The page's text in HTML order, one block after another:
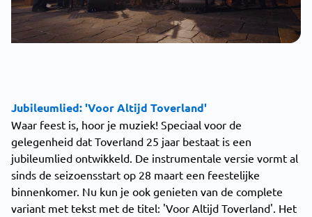
Jubileumlied: 'Voor Altijd Toverland'
Waar feest is, hoor je muziek! Speciaal voor de
gelegenheid dat Toverland 25 jaar bestaat is een
jubileumlied ontwikkeld. De instrumentale versie vormt al
sinds de seizoensstart op 28 maart een feestelijke
binnenkomer. Nu kun je ook genieten van de complete
variant met tekst met de titel: 'Voor Altijd Toverland'. Het